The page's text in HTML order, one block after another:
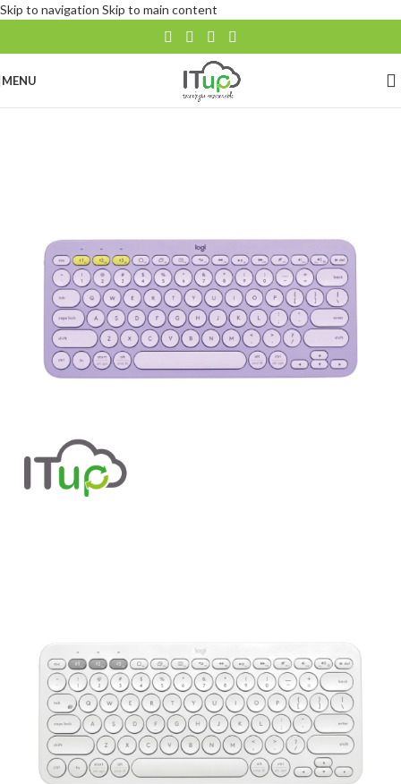
Skip to navigation Skip to main content
MENU